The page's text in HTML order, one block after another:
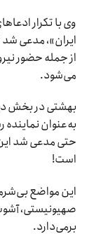
وی با تکرار
ایران»، مدعی شد
از جمله حضور
می‌شود.
بهشتی در بخش
به‌عنوان نماینده
حتی مدعی شد
است!
این مواضع
صهیونیستی،
برمی‌دارد.